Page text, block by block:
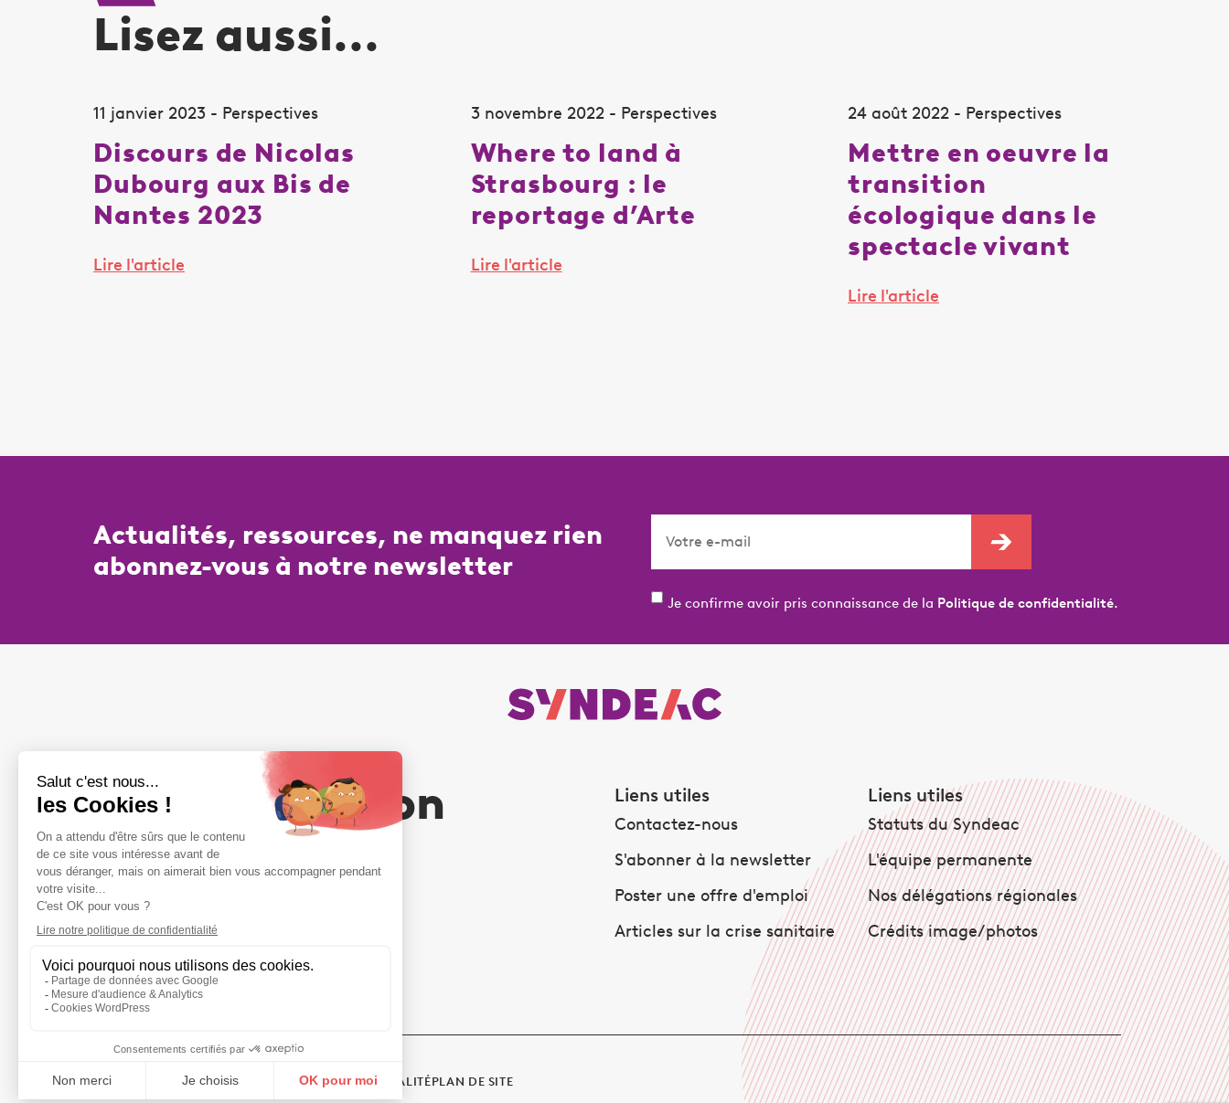
Lisez aussi...
11 janvier 2023 - Perspectives
Discours de Nicolas
Dubourg aux Bis de
Nantes 2023
Lire l'article
3 novembre 2022 - Perspectives
Where to land à
Strasbourg : le
reportage d’Arte
Lire l'article
24 août 2022 - Perspectives
Mettre en oeuvre la
transition
écologique dans le
spectacle vivant
Lire l'article
Actualités, ressources, ne manquez rien
abonnez-vous à notre newsletter
Je confirme avoir pris connaissance de la Politique de confidentialité.
Votre adhésion
compte
NOUS REJOINDRE
Liens utiles
Contactez-nous
S'abonner à la newsletter
Poster une offre d'emploi
Articles sur la crise sanitaire
Liens utiles
Statuts du Syndeac
L'équipe permanente
Nos délégations régionales
Crédits image/photos
20 rue Saint-Nicolas · 75012 PARIS
MENTIONS LÉGALESPOLITIQUE DE CONFIDENTIALITÉPLAN DE SITE